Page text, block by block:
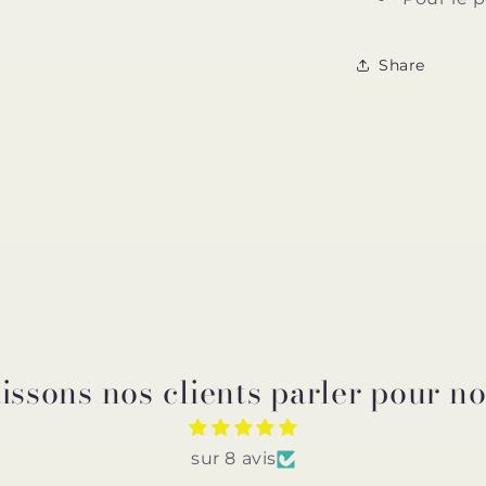
Share
nos clients parler pour
sur 8 avis